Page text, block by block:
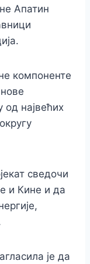
Апатин
компоненте
од највећих
сведочи
и Кине и да
је да